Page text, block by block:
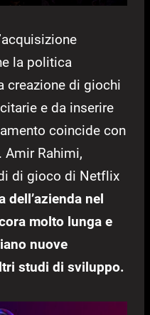
la politica
creazione di giochi
e da inserire
coincide con
Rahimi,
di gioco di Netflix
dell’azienda nel
molto lunga e
nuove
studi di sviluppo.